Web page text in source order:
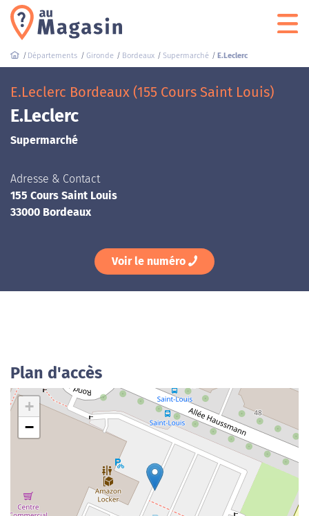
Départements Gironde Bordeaux Supermarché E.Leclerc
E.Leclerc Bordeaux (155 Cours Saint Louis)
E.Leclerc
Supermarché
Adresse & Contact
155 Cours Saint Louis
33000 Bordeaux
Voir le numéro
Plan d'accès
+
−